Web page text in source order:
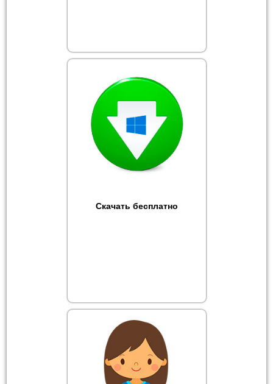
Скачать бесплатно